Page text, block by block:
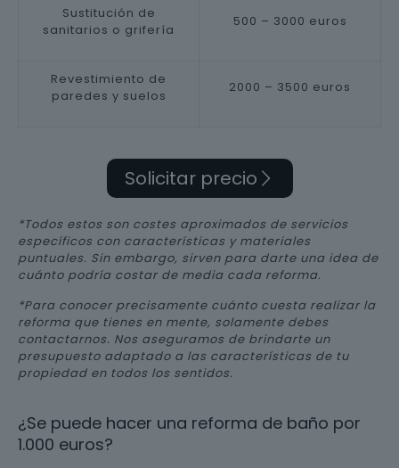
Sustitución de
sanitarios o grifería
500 – 3000 euros
Revestimiento de
paredes y suelos
2000 – 3500 euros
Solicitar precio
*Todos estos son costes aproximados de servicios
específicos con características y materiales
puntuales. Sin embargo, sirven para darte una idea de
cuánto podría costar de media cada reforma.
*Para conocer precisamente cuánto cuesta realizar la
reforma que tienes en mente, solamente debes
contactarnos. Nos aseguramos de brindarte un
presupuesto adaptado a las características de tu
propiedad en todos los sentidos.
¿Se puede hacer una reforma de baño por
1.000 euros?